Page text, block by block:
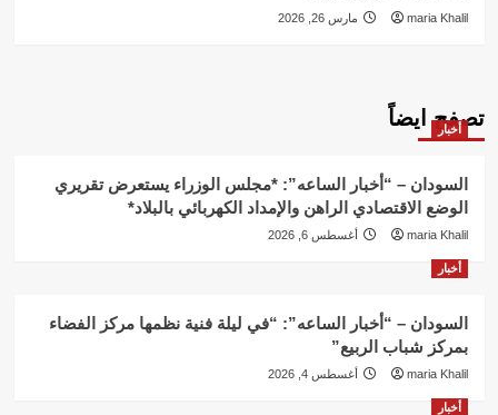
maria Khalil مارس 26, 2026
تصفح ايضاً
أخبار
السودان – “أخبار الساعه”: *مجلس الوزراء يستعرض تقريري
الوضع الاقتصادي الراهن والإمداد الكهربائي بالبلاد*
maria Khalil أغسطس 6, 2026
أخبار
السودان – “أخبار الساعه”: “في ليلة فنية نظمها مركز الفضاء
بمركز شباب الربيع”
maria Khalil أغسطس 4, 2026
أخبار